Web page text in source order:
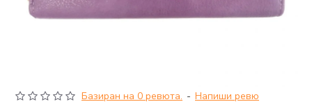
Базиран на 0 ревюта. - Напиши ревю